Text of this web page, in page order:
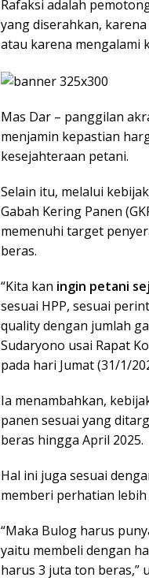
Rafaksi adalah
yang diserahkan,
atau karena mengalami
Mas Dar – panggilan
menjamin kepastian
kesejahteraan petani.
Selain itu, melalui
Gabah Kering Panen
memenuhi target
beras.
“Kita kan ingin petani
sesuai HPP, sesuai
quality dengan jumlah
Sudaryono usai Rapat
pada hari Jumat (31/1/
Ia menambahkan,
panen sesuai yang
beras hingga April 2025.
Hal ini juga sesuai
memberi perhatian
“Maka Bulog harus
yaitu membeli dengan
harus 3 juta ton beras,”